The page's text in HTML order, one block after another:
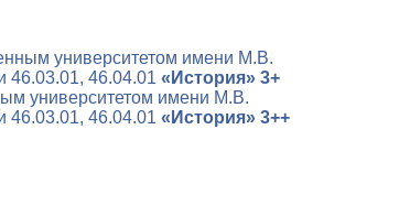
университетом имени М.В.
46.03.01, 46.04.01 «История» 3+
университетом имени М.В.
46.03.01, 46.04.01 «История» 3++